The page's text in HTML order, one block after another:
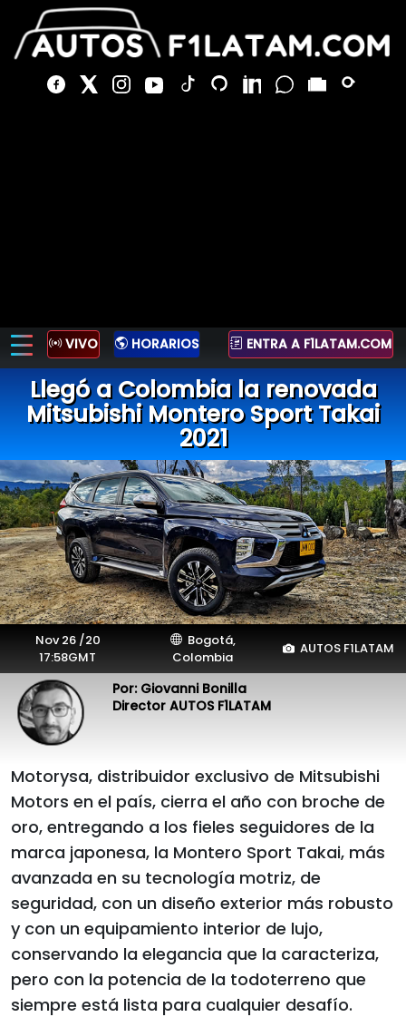
VIVO HORARIOS ENTRA A F1LATAM.COM
Llegó a Colombia la renovada
Mitsubishi Montero Sport Takai
2021
Nov 26 /20
17:58GMT
Bogotá,
Colombia
AUTOS F1LATAM
Por: Giovanni Bonilla
Director AUTOS F1LATAM
Motorysa, distribuidor exclusivo de Mitsubishi
Motors en el país, cierra el año con broche de
oro, entregando a los fieles seguidores de la
marca japonesa, la Montero Sport Takai, más
avanzada en su tecnología motriz, de
seguridad, con un diseño exterior más robusto
y con un equipamiento interior de lujo,
conservando la elegancia que la caracteriza,
pero con la potencia de la todoterreno que
siempre está lista para cualquier desafío.